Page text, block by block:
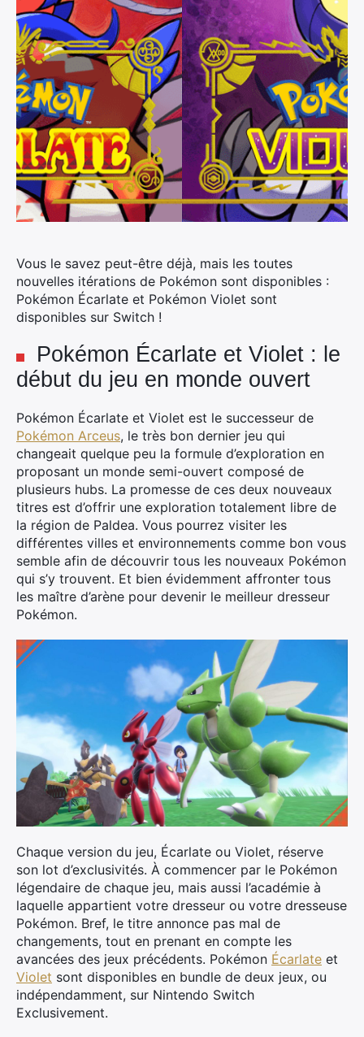
Vous le savez peut-être déjà, mais les toutes
nouvelles itérations de Pokémon sont disponibles :
Pokémon Écarlate et Pokémon Violet sont
disponibles sur Switch !
Pokémon Écarlate et Violet : le
début du jeu en monde ouvert
Pokémon Écarlate et Violet est le successeur de
Pokémon Arceus, le très bon dernier jeu qui
changeait quelque peu la formule d’exploration en
proposant un monde semi-ouvert composé de
plusieurs hubs. La promesse de ces deux nouveaux
titres est d’offrir une exploration totalement libre de
la région de Paldea. Vous pourrez visiter les
différentes villes et environnements comme bon vous
semble afin de découvrir tous les nouveaux Pokémon
qui s’y trouvent. Et bien évidemment affronter tous
les maître d’arène pour devenir le meilleur dresseur
Pokémon.
Chaque version du jeu, Écarlate ou Violet, réserve
son lot d’exclusivités. À commencer par le Pokémon
légendaire de chaque jeu, mais aussi l’académie à
laquelle appartient votre dresseur ou votre dresseuse
Pokémon. Bref, le titre annonce pas mal de
changements, tout en prenant en compte les
avancées des jeux précédents. Pokémon Écarlate et
Violet sont disponibles en bundle de deux jeux, ou
indépendamment, sur Nintendo Switch
Exclusivement.